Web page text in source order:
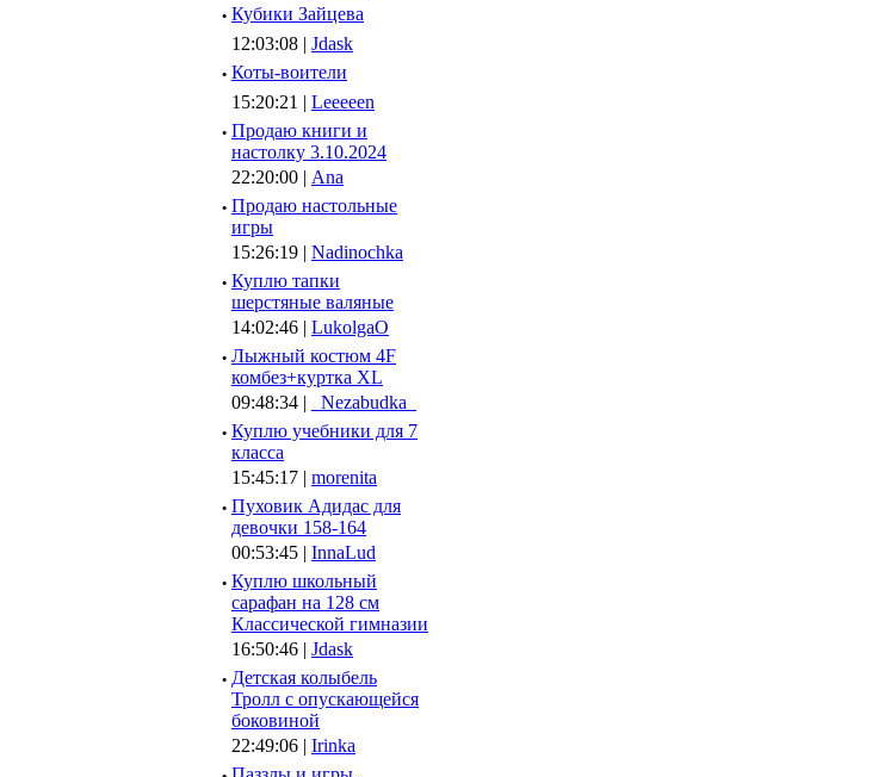
· Кубики Зайцева
12:03:08 | Jdask
· Коты-воители
15:20:21 | Leeeeen
· Продаю книги и
настолку 3.10.2024
22:20:00 | Ana
· Продаю настольные
игры
15:26:19 | Nadinochka
· Куплю тапки
шерстяные валяные
14:02:46 | LukolgaO
· Лыжный костюм 4F
комбез+куртка XL
09:48:34 |
_Nezabudka_
· Куплю учебники для 7
класса
15:45:17 | morenita
· Пуховик Адидас для
девочки 158-164
00:53:45 | InnaLud
· Куплю школьный
сарафан на 128 см
Классической гимназии
16:50:46 | Jdask
· Детская колыбель
Тролл с опускающейся
боковиной
22:49:06 | Irinka